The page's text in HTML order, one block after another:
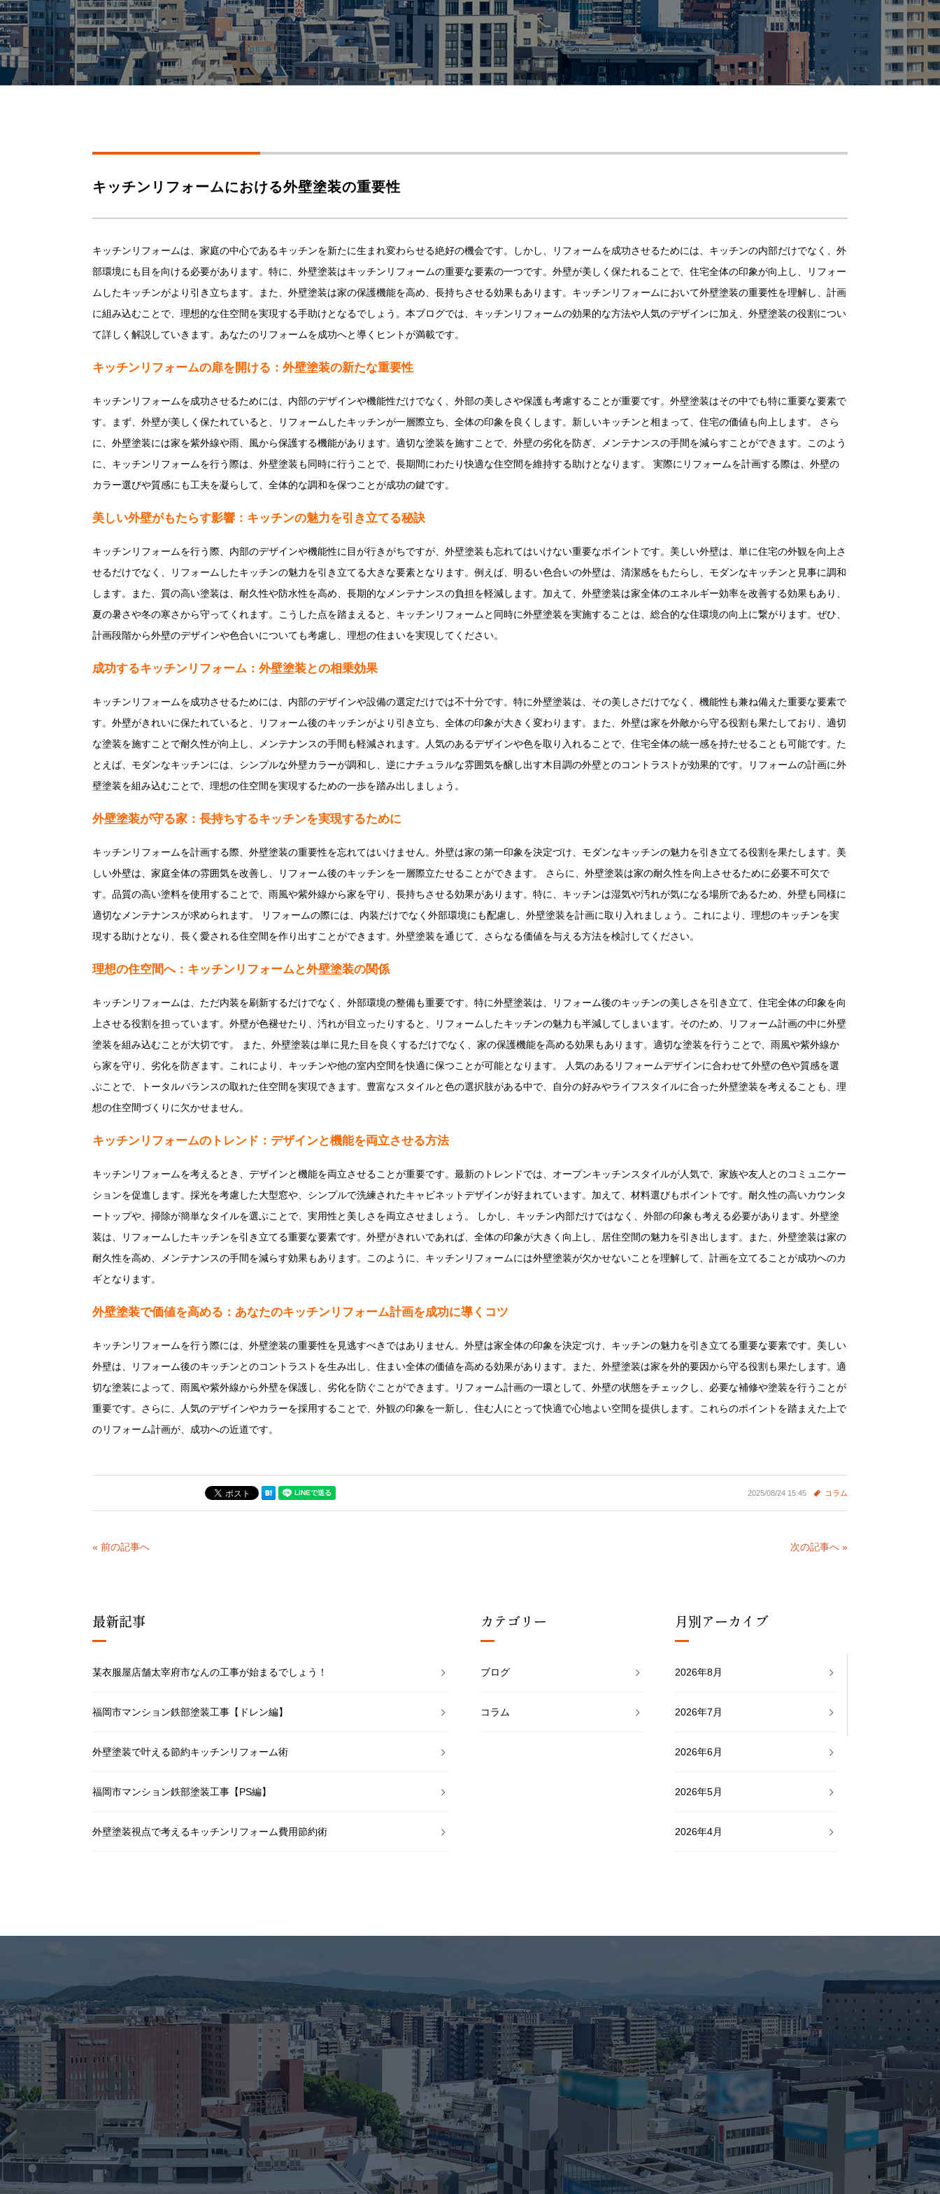
キッチンリフォームにおける外壁塗装の重要性
キッチンリフォームは、家庭の中心であるキッチンを新たに生まれ変わらせる絶好の機会です。しかし、リフォームを成功させるためには、キッチンの内部だけでなく、外
部環境にも目を向ける必要があります。特に、外壁塗装はキッチンリフォームの重要な要素の一つです。外壁が美しく保たれることで、住宅全体の印象が向上し、リフォー
ムしたキッチンがより引き立ちます。また、外壁塗装は家の保護機能を高め、長持ちさせる効果もあります。キッチンリフォームにおいて外壁塗装の重要性を理解し、計画
に組み込むことで、理想的な住空間を実現する手助けとなるでしょう。本ブログでは、キッチンリフォームの効果的な方法や人気のデザインに加え、外壁塗装の役割につい
て詳しく解説していきます。あなたのリフォームを成功へと導くヒントが満載です。
キッチンリフォームの扉を開ける：外壁塗装の新たな重要性
キッチンリフォームを成功させるためには、内部のデザインや機能性だけでなく、外部の美しさや保護も考慮することが重要です。外壁塗装はその中でも特に重要な要素で
す。まず、外壁が美しく保たれていると、リフォームしたキッチンが一層際立ち、全体の印象を良くします。新しいキッチンと相まって、住宅の価値も向上します。 さら
に、外壁塗装には家を紫外線や雨、風から保護する機能があります。適切な塗装を施すことで、外壁の劣化を防ぎ、メンテナンスの手間を減らすことができます。このよう
に、キッチンリフォームを行う際は、外壁塗装も同時に行うことで、長期間にわたり快適な住空間を維持する助けとなります。 実際にリフォームを計画する際は、外壁の
カラー選びや質感にも工夫を凝らして、全体的な調和を保つことが成功の鍵です。
美しい外壁がもたらす影響：キッチンの魅力を引き立てる秘訣
キッチンリフォームを行う際、内部のデザインや機能性に目が行きがちですが、外壁塗装も忘れてはいけない重要なポイントです。美しい外壁は、単に住宅の外観を向上さ
せるだけでなく、リフォームしたキッチンの魅力を引き立てる大きな要素となります。例えば、明るい色合いの外壁は、清潔感をもたらし、モダンなキッチンと見事に調和
します。また、質の高い塗装は、耐久性や防水性を高め、長期的なメンテナンスの負担を軽減します。加えて、外壁塗装は家全体のエネルギー効率を改善する効果もあり、
夏の暑さや冬の寒さから守ってくれます。こうした点を踏まえると、キッチンリフォームと同時に外壁塗装を実施することは、総合的な住環境の向上に繋がります。ぜひ、
計画段階から外壁のデザインや色合いについても考慮し、理想の住まいを実現してください。
成功するキッチンリフォーム：外壁塗装との相乗効果
キッチンリフォームを成功させるためには、内部のデザインや設備の選定だけでは不十分です。特に外壁塗装は、その美しさだけでなく、機能性も兼ね備えた重要な要素で
す。外壁がきれいに保たれていると、リフォーム後のキッチンがより引き立ち、全体の印象が大きく変わります。また、外壁は家を外敵から守る役割も果たしており、適切
な塗装を施すことで耐久性が向上し、メンテナンスの手間も軽減されます。人気のあるデザインや色を取り入れることで、住宅全体の統一感を持たせることも可能です。た
とえば、モダンなキッチンには、シンプルな外壁カラーが調和し、逆にナチュラルな雰囲気を醸し出す木目調の外壁とのコントラストが効果的です。リフォームの計画に外
壁塗装を組み込むことで、理想の住空間を実現するための一歩を踏み出しましょう。
外壁塗装が守る家：長持ちするキッチンを実現するために
キッチンリフォームを計画する際、外壁塗装の重要性を忘れてはいけません。外壁は家の第一印象を決定づけ、モダンなキッチンの魅力を引き立てる役割を果たします。美
しい外壁は、家庭全体の雰囲気を改善し、リフォーム後のキッチンを一層際立たせることができます。 さらに、外壁塗装は家の耐久性を向上させるために必要不可欠で
す。品質の高い塗料を使用することで、雨風や紫外線から家を守り、長持ちさせる効果があります。特に、キッチンは湿気や汚れが気になる場所であるため、外壁も同様に
適切なメンテナンスが求められます。 リフォームの際には、内装だけでなく外部環境にも配慮し、外壁塗装を計画に取り入れましょう。これにより、理想のキッチンを実
現する助けとなり、長く愛される住空間を作り出すことができます。外壁塗装を通じて、さらなる価値を与える方法を検討してください。
理想の住空間へ：キッチンリフォームと外壁塗装の関係
キッチンリフォームは、ただ内装を刷新するだけでなく、外部環境の整備も重要です。特に外壁塗装は、リフォーム後のキッチンの美しさを引き立て、住宅全体の印象を向
上させる役割を担っています。外壁が色褪せたり、汚れが目立ったりすると、リフォームしたキッチンの魅力も半減してしまいます。そのため、リフォーム計画の中に外壁
塗装を組み込むことが大切です。 また、外壁塗装は単に見た目を良くするだけでなく、家の保護機能を高める効果もあります。適切な塗装を行うことで、雨風や紫外線か
ら家を守り、劣化を防ぎます。これにより、キッチンや他の室内空間を快適に保つことが可能となります。 人気のあるリフォームデザインに合わせて外壁の色や質感を選
ぶことで、トータルバランスの取れた住空間を実現できます。豊富なスタイルと色の選択肢がある中で、自分の好みやライフスタイルに合った外壁塗装を考えることも、理
想の住空間づくりに欠かせません。
キッチンリフォームのトレンド：デザインと機能を両立させる方法
キッチンリフォームを考えるとき、デザインと機能を両立させることが重要です。最新のトレンドでは、オープンキッチンスタイルが人気で、家族や友人とのコミュニケー
ションを促進します。採光を考慮した大型窓や、シンプルで洗練されたキャビネットデザインが好まれています。加えて、材料選びもポイントです。耐久性の高いカウンタ
ートップや、掃除が簡単なタイルを選ぶことで、実用性と美しさを両立させましょう。 しかし、キッチン内部だけではなく、外部の印象も考える必要があります。外壁塗
装は、リフォームしたキッチンを引き立てる重要な要素です。外壁がきれいであれば、全体の印象が大きく向上し、居住空間の魅力を引き出します。また、外壁塗装は家の
耐久性を高め、メンテナンスの手間を減らす効果もあります。このように、キッチンリフォームには外壁塗装が欠かせないことを理解して、計画を立てることが成功へのカ
ギとなります。
外壁塗装で価値を高める：あなたのキッチンリフォーム計画を成功に導くコツ
キッチンリフォームを行う際には、外壁塗装の重要性を見逃すべきではありません。外壁は家全体の印象を決定づけ、キッチンの魅力を引き立てる重要な要素です。美しい
外壁は、リフォーム後のキッチンとのコントラストを生み出し、住まい全体の価値を高める効果があります。また、外壁塗装は家を外的要因から守る役割も果たします。適
切な塗装によって、雨風や紫外線から外壁を保護し、劣化を防ぐことができます。リフォーム計画の一環として、外壁の状態をチェックし、必要な補修や塗装を行うことが
重要です。さらに、人気のデザインやカラーを採用することで、外観の印象を一新し、住む人にとって快適で心地よい空間を提供します。これらのポイントを踏まえた上で
のリフォーム計画が、成功への近道です。
2025/08/24 15:45 コラム
« 前の記事へ 次の記事へ »
最新記事
某衣服屋店舗太宰府市なんの工事が始まるでしょう！
福岡市マンション鉄部塗装工事【ドレン編】
外壁塗装で叶える節約キッチンリフォーム術
福岡市マンション鉄部塗装工事【PS編】
外壁塗装視点で考えるキッチンリフォーム費用節約術
カテゴリー
ブログ
コラム
月別アーカイブ
2026年8月
2026年7月
2026年6月
2026年5月
2026年4月
2025年11月
2025年10月
2025年9月